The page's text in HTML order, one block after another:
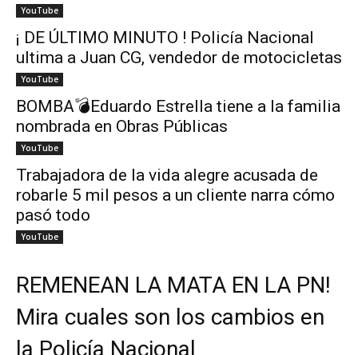
YouTube
¡ DE ÚLTIMO MINUTO ! Policía Nacional
ultima a Juan CG, vendedor de motocicletas
YouTube
BOMBA💣Eduardo Estrella tiene a la familia
nombrada en Obras Públicas
YouTube
Trabajadora de la vida alegre acusada de
robarle 5 mil pesos a un cliente narra cómo
pasó todo
YouTube
REMENEAN LA MATA EN LA PN!
Mira cuales son los cambios en
la Policía Nacional